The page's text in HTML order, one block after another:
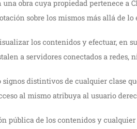
obra cuya propiedad pertenece a
sobre los mismos más allá de
los contenidos y efectuar, en
a servidores conectados a
distintivos de cualquier clase
al mismo atribuya al usuario
pública de los contenidos y